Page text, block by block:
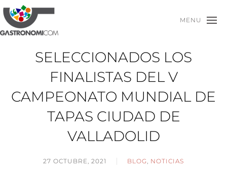
MENU
SELECCIONADOS LOS
FINALISTAS DEL V
CAMPEONATO MUNDIAL DE
TAPAS CIUDAD DE
VALLADOLID
27 OCTUBRE, 2021 BLOG, NOTICIAS